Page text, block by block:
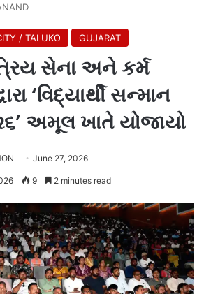
/ TALUKO GUJARAT
સેના અને કર્મ
‘વિદ્યાર્થી સન્માન
અમૂલ ખાતે યોજાયો
June 27, 2026
9 2 minutes read